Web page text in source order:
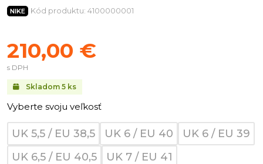
NIKE Kód produktu: 4100000001
Skladom 5 ks
210,00 €
s DPH
Vyberte svoju veľkosť
UK 5,5 / EU 38,5 UK 6 / EU 40
UK 6 / EU 39
UK 6,5 / EU 40,5
UK 7 / EU 41